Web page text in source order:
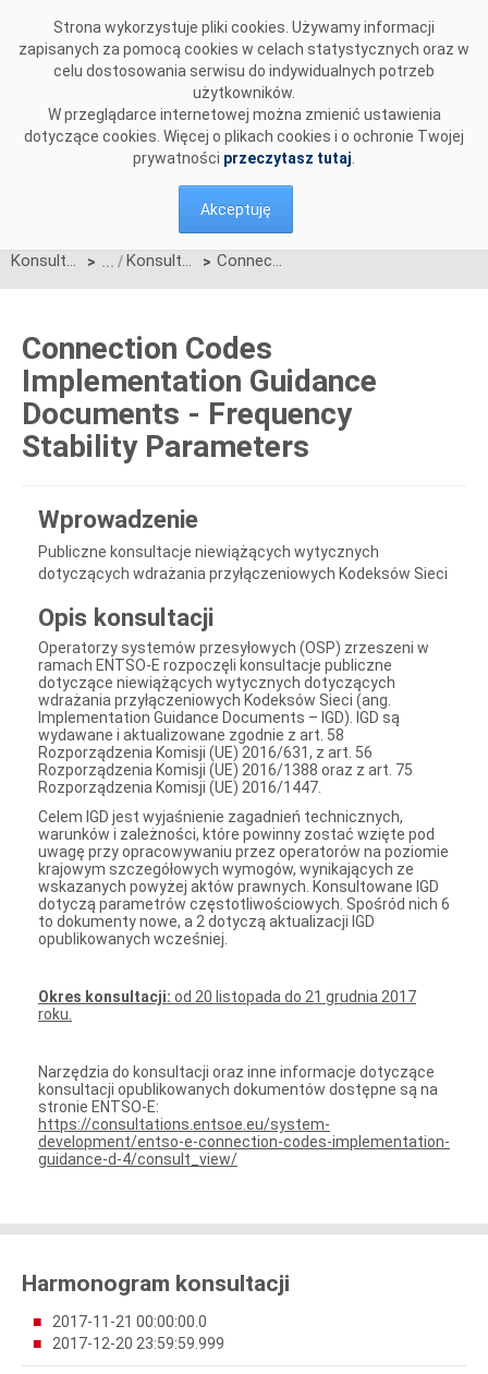
Strona wykorzystuje pliki cookies. Używamy informacji
zapisanych za pomocą cookies w celach statystycznych oraz w
celu dostosowania serwisu do indywidualnych potrzeb
użytkowników.
W przeglądarce internetowej można zmienić ustawienia
dotyczące cookies. Więcej o plikach cookies i o ochronie Twojej
prywatności przeczytasz tutaj
Akceptuję
Konsultacje > Konsultacje zakończone > Connection Codes Implementation Guidance Documents - Frequency Stability Parameters
Connection Codes
Implementation Guidance
Documents - Frequency
Stability Parameters
Wprowadzenie
Publiczne konsultacje niewiążących wytycznych
dotyczących wdrażania przyłączeniowych Kodeksów Sieci
Opis konsultacji
Operatorzy systemów przesyłowych (OSP) zrzeszeni w
ramach ENTSO-E rozpoczęli konsultacje publiczne
dotyczące niewiążących wytycznych dotyczących
wdrażania przyłączeniowych Kodeksów Sieci (ang.
Implementation Guidance Documents – IGD). IGD są
wydawane i aktualizowane zgodnie z art. 58
Rozporządzenia Komisji (UE) 2016/631, z art. 56
Rozporządzenia Komisji (UE) 2016/1388 oraz z art. 75
Rozporządzenia Komisji (UE) 2016/1447.
Celem IGD jest wyjaśnienie zagadnień technicznych,
warunków i zależności, które powinny zostać wzięte pod
uwagę przy opracowywaniu przez operatorów na poziomie
krajowym szczegółowych wymogów, wynikających ze
wskazanych powyżej aktów prawnych. Konsultowane IGD
dotyczą parametrów częstotliwościowych. Spośród nich 6
to dokumenty nowe, a 2 dotyczą aktualizacji IGD
opublikowanych wcześniej.
Okres konsultacji: od 20 listopada do 21 grudnia 2017
roku.
Narzędzia do konsultacji oraz inne informacje dotyczące
konsultacji opublikowanych dokumentów dostępne są na
stronie ENTSO-E:
https://consultations.entsoe.eu/system-
development/entso-e-connection-codes-implementation-
guidance-d-4/consult_view/
Harmonogram konsultacji
2017-11-21 00:00:00.0
2017-12-20 23:59:59.999